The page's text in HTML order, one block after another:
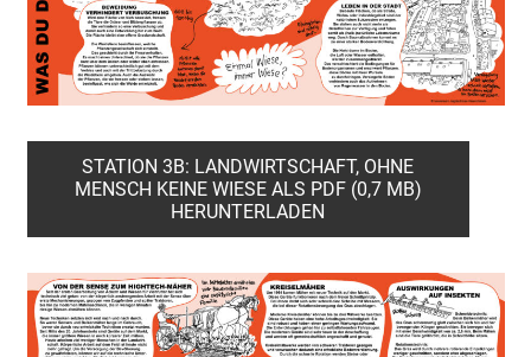
STATION 3B: LANDWIRTSCHAFT, OHNE
MENSCH KEINE WIESE ALS PDF (0,7 MB)
HERUNTERLADEN